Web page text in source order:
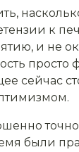
к
и не
просто
сейчас
точно,
были